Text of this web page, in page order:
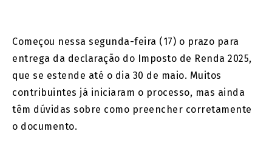
Começou nessa segunda-feira (17) o prazo para
entrega da declaração do Imposto de Renda 2025,
que se estende até o dia 30 de maio. Muitos
contribuintes já iniciaram o processo, mas ainda
têm dúvidas sobre como preencher corretamente
o documento.